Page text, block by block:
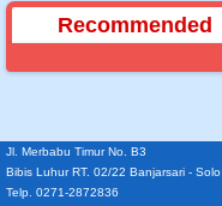
Recommended
Jl. Merbabu Timur No. B3
Bibis Luhur RT. 02/22 Banjarsari - Solo
Telp. 0271-2872836